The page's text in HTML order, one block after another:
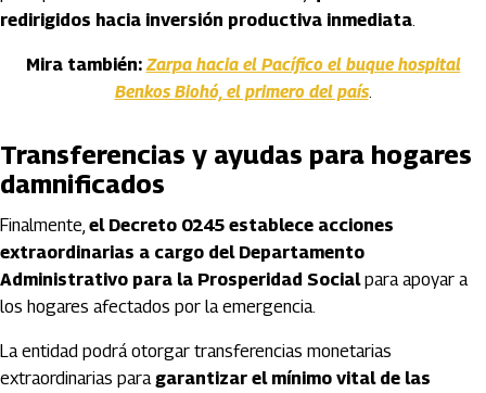
redirigidos hacia inversión productiva inmediata.
Mira también:Zarpa hacia el Pacífico el buque hospital
Benkos Biohó, el primero del país.
Transferencias y ayudas para hogares
damnificados
Finalmente, el Decreto 0245 establece acciones
extraordinarias a cargo del Departamento
Administrativo para la Prosperidad Socialpara apoyar a
los hogares afectados por la emergencia.
La entidad podrá otorgar transferencias monetarias
extraordinarias para garantizar el mínimo vital de las